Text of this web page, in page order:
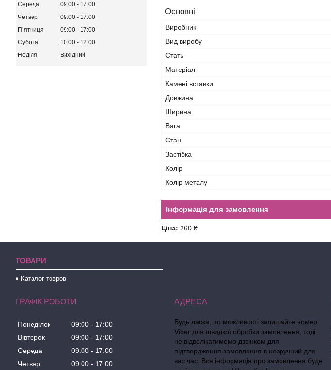
Основні
Виробник
Вид виробу
Стать
Матеріал
Камені вставки
Довжина
Ширина
Вага
Стан
Застібка
Колір
Колір металу
Інформація для замовлення
Ціна: 260 ₴
Середа
09:00
17:00
Четвер
09:00
17:00
Пʼятниця
09:00
17:00
Субота
10:00
12:00
Неділя
Вихідний
ТОВАРИ
Каталог товров
ГРАФІК РОБОТИ
Понеділок 09:00
17:00
Вівторок
09:00
17:00
Середа
09:00
17:00
Четвер
09:00 17:00
Будь ласка, по можливості залишайте номер
Viber для швидкої обробки замовлення, тоді
не відволікатимемо дзвінком для
підтвердження замовлення в незручний для
вас час. Вся інформація про замовлення буде